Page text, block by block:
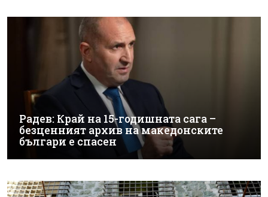
Радев: Край на 15-годишната сага –
безценният архив на македонските
българи е спасен